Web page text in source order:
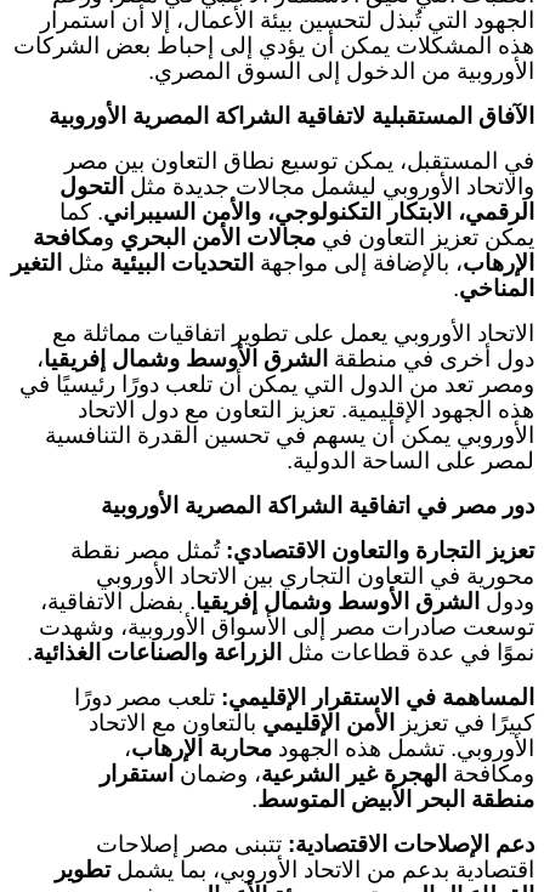
الجهود التي تُبذل لتحسين بيئة الأعمال، إلا أن استمرار
هذه المشكلات يمكن أن يؤدي إلى إحباط بعض الشركات
الأوروبية من الدخول إلى السوق المصري.
الآفاق المستقبلية لاتفاقية الشراكة المصرية الأوروبية
في المستقبل، يمكن توسيع نطاق التعاون بين مصر
والاتحاد الأوروبي ليشمل مجالات جديدة مثل التحول
الرقمي، الابتكار التكنولوجي، والأمن السيبراني. كما
يمكن تعزيز التعاون في مجالات الأمن البحري ومكافحة
الإرهاب، بالإضافة إلى مواجهة التحديات البيئية مثل التغير
المناخي.
الاتحاد الأوروبي يعمل على تطوير اتفاقيات مماثلة مع
دول أخرى في منطقة الشرق الأوسط وشمال إفريقيا،
ومصر تعد من الدول التي يمكن أن تلعب دورًا رئيسيًا في
هذه الجهود الإقليمية. تعزيز التعاون مع دول الاتحاد
الأوروبي يمكن أن يسهم في تحسين القدرة التنافسية
لمصر على الساحة الدولية.
دور مصر في اتفاقية الشراكة المصرية الأوروبية
تعزيز التجارة والتعاون الاقتصادي: تُمثل مصر نقطة
محورية في التعاون التجاري بين الاتحاد الأوروبي
ودول الشرق الأوسط وشمال إفريقيا. بفضل الاتفاقية،
توسعت صادرات مصر إلى الأسواق الأوروبية، وشهدت
نموًا في عدة قطاعات مثل الزراعة والصناعات الغذائية.
المساهمة في الاستقرار الإقليمي: تلعب مصر دورًا
كبيرًا في تعزيز
الأمن الإقليمي بالتعاون مع الاتحاد
الأوروبي. تشمل هذه الجهود محاربة الإرهاب،
ومكافحة الهجرة غير الشرعية، وضمان استقرار
منطقة البحر الأبيض المتوسط.
دعم الإصلاحات الاقتصادية: تتبنى مصر إصلاحات
اقتصادية بدعم من الاتحاد الأوروبي، بما يشملتطوير